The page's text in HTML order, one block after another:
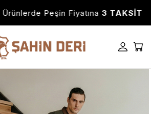
3 TAKSİT Tüm